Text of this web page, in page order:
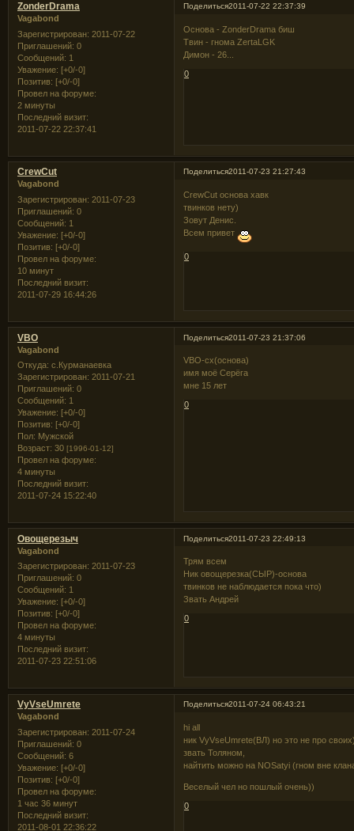
Поделиться2011-07-22 22:37:39
ZonderDrama
Vagabond
Зарегистрирован: 2011-07-22
Приглашений: 0
Сообщений: 1
Уважение: [+0/-0]
Позитив: [+0/-0]
Провел на форуме:
2 минуты
Последний визит:
2011-07-22 22:37:41
Основа - ZonderDrama биш
Твин - гнома ZertaLGK
Димон - 26...
0
Поделиться2011-07-23 21:27:43
CrewCut
Vagabond
Зарегистрирован: 2011-07-23
Приглашений: 0
Сообщений: 1
Уважение: [+0/-0]
Позитив: [+0/-0]
Провел на форуме:
10 минут
Последний визит:
2011-07-29 16:44:26
CrewCut основа хавк
твинков нету)
Зовут Денис.
Всем привет
0
Поделиться2011-07-23 21:37:06
VBO
Vagabond
Откуда: с.Курманаевка
Зарегистрирован: 2011-07-21
Приглашений: 0
Сообщений: 1
Уважение: [+0/-0]
Позитив: [+0/-0]
Пол: Мужской
Возраст: 30 [1996-01-12]
Провел на форуме:
4 минуты
Последний визит:
2011-07-24 15:22:40
VBO-сх(основа)
имя моё Серёга
мне 15 лет
0
Поделиться2011-07-23 22:49:13
Овощерезыч
Vagabond
Зарегистрирован: 2011-07-23
Приглашений: 0
Сообщений: 1
Уважение: [+0/-0]
Позитив: [+0/-0]
Провел на форуме:
4 минуты
Последний визит:
2011-07-23 22:51:06
Трям всем
Ник овощерезка(СЫР)-основа
твинков не наблюдается пока что)
Звать Андрей
0
Поделиться2011-07-24 06:43:21
VyVseUmrete
Vagabond
Зарегистрирован: 2011-07-24
Приглашений: 0
Сообщений: 6
Уважение: [+0/-0]
Позитив: [+0/-0]
Провел на форуме:
1 час 36 минут
Последний визит:
2011-08-01 22:36:22
hi all
ник VyVseUmrete(ВЛ) но это не про
звать Толяном,
найтить можно на NOSatyi (гном вне
Веселый чел но пошлый очень))
0